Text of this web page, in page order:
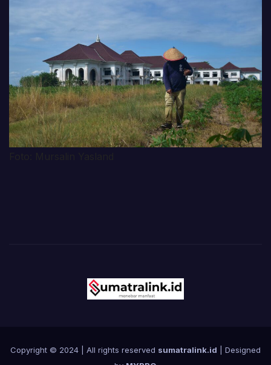
Copyright © 2024 | All rights reserved sumatralink.id | Designed